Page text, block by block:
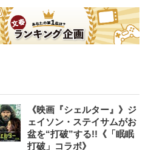
《映画『シェルター』》ジ
ェイソン・ステイサムがお
盆を“打破”する!!《「眠眠
打破」コラボ》